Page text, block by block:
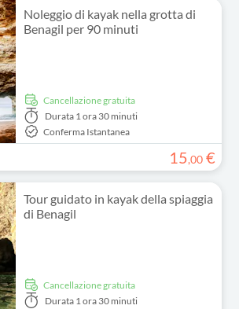
Noleggio di kayak nella grotta di
Benagil per 90 minuti
Cancellazione gratuita
Durata 1 ora 30 minuti
Conferma Istantanea
15,00 €
Tour guidato in kayak della spiaggia
di Benagil
Cancellazione gratuita
Durata 1 ora 30 minuti